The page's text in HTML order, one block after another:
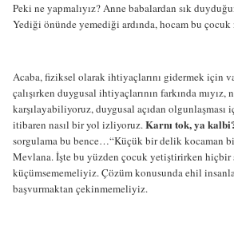
Peki ne yapmalıyız? Anne babalardan sık
Yediği önünde yemediği ardında, hocam bu çocuk
Acaba, fiziksel olarak ihtiyaçlarını gidermek için
çalışırken duygusal ihtiyaçlarının farkında mıyız,
karşılayabiliyoruz, duygusal açıdan
itibaren nasıl bir yol izliyoruz.Karnı tok, ya
sorgulama bu bence…“Küçük bir delik kocaman
Mevlana. İşte bu yüzden çocuk yetiştirirken hiçbir
küçümsememeliyiz. Çözüm konusunda ehil
başvurmaktan çekinmemeliyiz.